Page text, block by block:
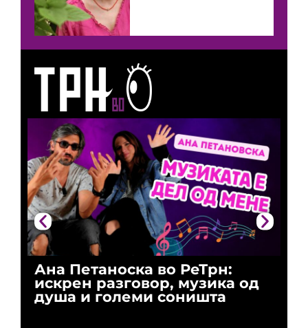
Ана Петаноска во РеТрн:
искрен разговор, музика од
душа и големи соништа